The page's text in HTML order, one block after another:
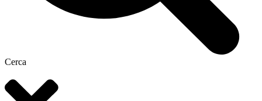
Cerca